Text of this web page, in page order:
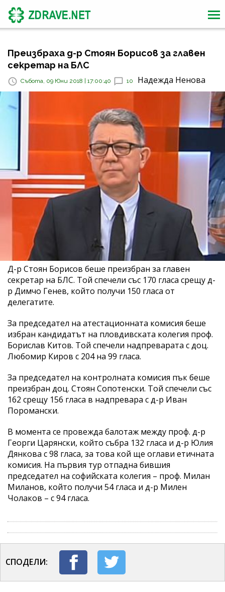
Преизбраха д-р Стоян Борисов за главен
секретар на БЛС
Събота, 09 Юни 2018 | 17:00:40 10 Надежда Ненова
Д-р Стоян Борисов беше преизбран за главен
секретар на БЛС. Той спечели със 170 гласа срещу д-
р Димчо Генев, който получи 150 гласа от
делегатите.
За председател на атестационната комисия беше
избран кандидатът на пловдивската колегия проф.
Борислав Китов. Той спечели надпреварата с доц.
Любомир Киров с 204 на 99 гласа.
За председател на контролната комисия пък беше
преизбран доц. Стоян Сопотенски. Той спечели със
162 срещу 156 гласа в надпревара с д-р Иван
Поромански.
В момента се провежда балотаж между проф. д-р
Георги Царянски, който събра 132 гласа и д-р Юлия
Дянкова с 98 гласа, за това кой ще оглави етичната
комисия. На първия тур отпадна бившия
председател на софийската колегия – проф. Милан
Миланов, който получи 54 гласа и д-р Милен
Чолаков – с 94 гласа.
СПОДЕЛИ: